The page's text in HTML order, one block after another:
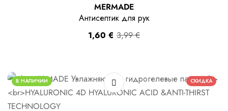
MERMADE
Антисептик для рук
3,99€
1,60€
В НАЛИЧИИ СКИДКА